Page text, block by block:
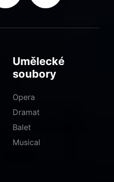
Umělecké
soubory
Opera
Dramat
Balet
Musical